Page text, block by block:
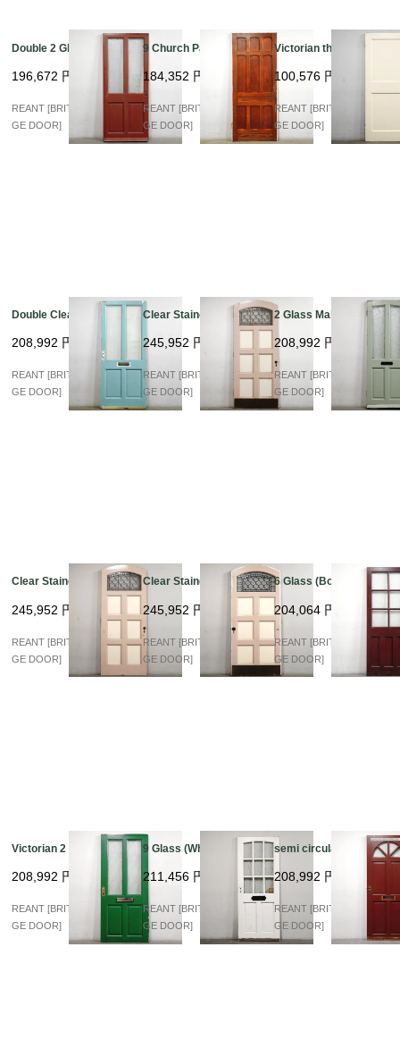
Double 2 Glass
196,672 円
REANT [BRITISH VINTA
GE DOOR]
9 Church Panel
184,352 円
REANT [BRITISH VINTA
GE DOOR]
Victorian thick Panel
100,576 円
REANT [BRITISH VINTA
GE DOOR]
Double Clear Glass
208,992 円
REANT [BRITISH VINTA
GE DOOR]
Clear Stained arch
245,952 円
REANT [BRITISH VINTA
GE DOOR]
2 Glass Mahogany
208,992 円
REANT [BRITISH VINTA
GE DOOR]
Clear Stained arch
245,952 円
REANT [BRITISH VINTA
GE DOOR]
Clear Stained arch
245,952 円
REANT [BRITISH VINTA
GE DOOR]
6 Glass (Bordeaux)
204,064 円
REANT [BRITISH VINTA
GE DOOR]
Victorian 2 Glass
208,992 円
REANT [BRITISH VINTA
GE DOOR]
9 Glass (White)
211,456 円
REANT [BRITISH VINTA
GE DOOR]
semi circular Glass
208,992 円
REANT [BRITISH VINTA
GE DOOR]